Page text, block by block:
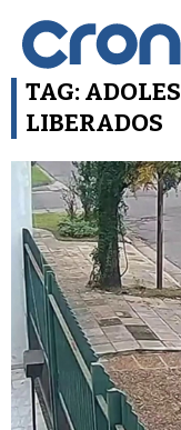
TAG:
LIBERADOS